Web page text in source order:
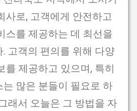
사로, 고객에게 안전하고
스를 제공하는 데 최선을
고객의 편의를 위해 다양
를 제공하고 있으며, 특히
많은 분들이 필요로 하
래서 오늘은 그 방법을 자